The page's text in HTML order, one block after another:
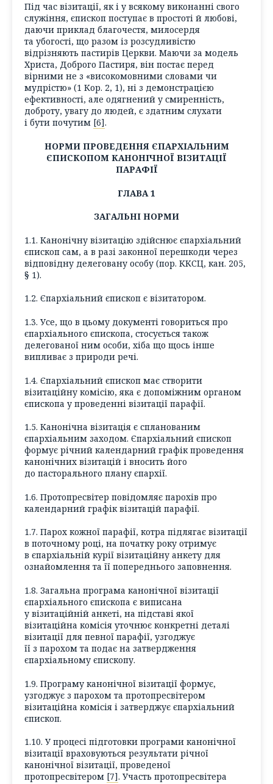
Під час візитації, як і у всякому виконанні свого
служіння, єпископ поступає в простоті й любові,
даючи приклад благочестя, милосердя
та убогості, що разом із розсудливістю
відрізняють пастирів Церкви. Маючи за модель
Христа, Доброго Пастиря, він постає перед
вірними не з «високомовними словами чи
мудрістю» (1 Кор. 2, 1), ні з демонстрацією
ефективності, але одягнений у смиренність,
доброту, увагу до людей, є здатним слухати
і бути почутим [6].
НОРМИ ПРОВЕДЕННЯ ЄПАРХІАЛЬНИМ
ЄПИСКОПОМ КАНОНІЧНОЇ ВІЗИТАЦІЇ
ПАРАФІЇ
ГЛАВА 1
ЗАГАЛЬНІ НОРМИ
1.1. Канонічну візитацію здійснює єпархіальний
єпископ сам, а в разі законної перешкоди через
відповідну делеговану особу (пор. ККСЦ, кан. 205,
§ 1).
1.2. Єпархіальний єпископ є візитатором.
1.3. Усе, що в цьому документі говориться про
єпархіального єпископа, стосується також
делегованої ним особи, хіба що щось інше
випливає з природи речі.
1.4. Єпархіальний єпископ має створити
візитаційну комісію, яка є допоміжним органом
єпископа у проведенні візитації парафії.
1.5. Канонічна візитація є спланованим
єпархіальним заходом. Єпархіальний єпископ
формує річний календарний графік проведення
канонічних візитацій і вносить його
до пасторального плану єпархії.
1.6. Протопресвітер повідомляє парохів про
календарний графік візитацій парафії.
1.7. Парох кожної парафії, котра підлягає візитації
в поточному році, на початку року отримує
в єпархіальній курії візитаційну анкету для
ознайомлення та її попереднього заповнення.
1.8. Загальна програма канонічної візитації
єпархіального єпископа є виписана
у візитаційній анкеті, на підставі якої
візитаційна комісія уточнює конкретні деталі
візитації для певної парафії, узгоджує
її з парохом та подає на затвердження
єпархіальному єпископу.
1.9. Програму канонічної візитації формує,
узгоджує з парохом та протопресвітером
візитаційна комісія і затверджує єпархіальний
єпископ.
1.10. У процесі підготовки програми канонічної
візитації враховуються результати річної
канонічної візитації, проведеної
протопресвітером [7]. Участь протопресвітера